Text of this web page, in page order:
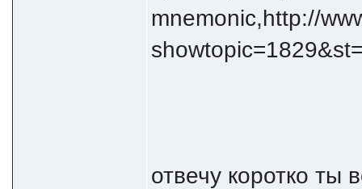
mnemonic,http://
отвечу коротко ты